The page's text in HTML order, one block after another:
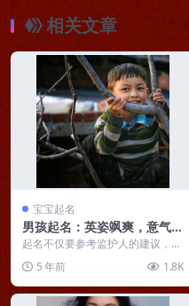
相关文章
宝宝起名
男孩起名：英姿飒爽，意气风
发的楚辞男孩名字
起名不仅要参考监护人的建议，还
字最适合孩子，希望以...
5 年前 1.8K